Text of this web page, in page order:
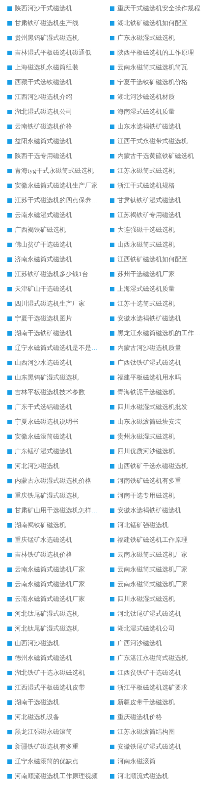
陕西河沙干式磁选机
重庆干式磁选机安全操作规程
甘肃铁矿磁选机生产线
湖北铁矿磁选机如何配置
贵州黑钨矿湿式磁选机
广东永磁湿式磁选机
吉林湿式平板磁选机磁通低
陕西平板磁选机的工作原理
上海磁选机永磁筒组装
云南永磁筒式磁选机筒瓦
西藏干式选铁磁选机
宁夏干选铁矿磁选机价格
江西河沙磁选机介绍
湖北河沙磁选机材质
湖北湿式磁选机公司
海南湿式磁选机质量
云南铁矿磁选机价格
山东水选褐铁矿磁选机
益阳永磁筒式磁选机
江西干式永磁带式磁选机
陕西干选专用磁选机
内蒙古干选黄硫铁矿磁选机
青海tyg干式永磁筒式磁选机
江苏永磁筒式磁选机
安徽永磁筒式磁选机生产厂家
浙江干式磁选机规格
江苏干式磁选机的四点保养秘籍
甘肃钛铁矿湿式磁选机
云南永磁湿式磁选机
江苏褐铁矿专用磁选机
广西褐铁矿磁选机
大连强磁干选磁选机
佛山贫矿干选磁选机
山西永磁筒式磁选机
济南永磁筒式磁选机
江西铁矿磁选机如何配置
江苏铁矿磁选机多少钱1台
苏州干选磁选机厂家
天津矿山干选磁选机
上海湿式磁选机质量
四川湿式磁选机生产厂家
江苏干选筒式磁选机
宁夏干选磁选机图片
安徽水选褐铁矿磁选机
湖南干选铁矿磁选机
黑龙江永磁筒磁选机的工作原理
辽宁永磁筒式磁选机是不是强磁
内蒙古河沙磁选机质量
山西河沙水选磁选机
广西钛铁矿湿式磁选机
山东黑钨矿湿式磁选机
福建平板磁选机用水吗
吉林平板磁选机技术参数
青海铁泥干选磁选机
广东干式选铝磁选机
四川永磁湿式磁选机批发
宁夏永磁磁选机说明书
山东永磁滚筒磁块安装
安徽永磁滚筒磁选机
贵州永磁湿式磁选机
广东锰矿湿式磁选机
四川优质河沙磁选机
河北河沙磁选机
山西铁矿干选永磁磁选机
内蒙古永磁湿式磁选机价格
河南铁矿磁选机有多重
重庆铁尾矿湿式磁选机
河南干选专用磁选机
甘肃矿山用干选磁选机怎样调磁
安徽水选褐铁矿磁选机
湖南褐铁矿磁选机
河北锰矿强磁选机
重庆锰矿水选磁选机
福建铁矿磁选机工作原理
吉林铁矿磁选机价格
云南永磁筒式磁选机厂家
云南永磁筒式磁选机厂家
云南永磁筒式磁选机厂家
云南永磁筒式磁选机厂家
云南永磁筒式磁选机厂家
云南永磁筒式磁选机厂家
四川永磁湿式磁选机
河北钛尾矿湿式磁选机
河北钛尾矿湿式磁选机
河北钛尾矿湿式磁选机
湖北湿式磁选机公司
山西河沙磁选机
广西河沙磁选机
德州永磁筒式磁选机
广东湛江永磁筒式磁选机
湖北铁矿干选永磁磁选机
江西贫铁矿干选磁选机
江西湿式平板磁选机皮带
浙江平板磁选机选矿要求
湖南干选磁选机
新疆皮带干选磁选机
河北磁选机设备
重庆磁选机价格
黑龙江强磁永磁滚筒
江苏永磁滚筒结构图
新疆铁矿磁选机有多重
安徽铁尾矿湿式磁选机
辽宁永磁滚筒的优缺点
河南永磁滚筒
河南顺流磁选机工作原理视频
河北顺流式磁选机